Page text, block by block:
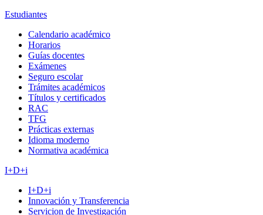
Estudiantes
Calendario académico
Horarios
Guías docentes
Exámenes
Seguro escolar
Trámites académicos
Títulos y certificados
RAC
TFG
Prácticas externas
Idioma moderno
Normativa académica
I+D+i
I+D+i
Innovación y Transferencia
Servicion de Investigación